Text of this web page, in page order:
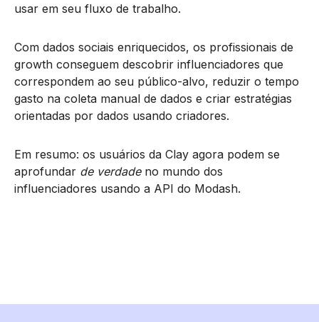
usar em seu fluxo de trabalho.
Com dados sociais enriquecidos, os profissionais de
growth conseguem descobrir influenciadores que
correspondem ao seu público-alvo, reduzir o tempo
gasto na coleta manual de dados e criar estratégias
orientadas por dados usando criadores.
Em resumo: os usuários da Clay agora podem se
aprofundar de verdade no mundo dos
influenciadores usando a API do Modash.